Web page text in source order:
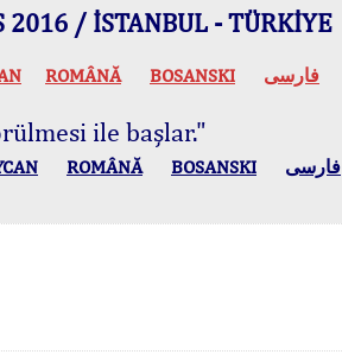
/ İSTANBUL - TÜRKİYE
ROMÂNĂ BOSANSKI فارسی
ile başlar."
ROMÂNĂ BOSANSKI فارسی